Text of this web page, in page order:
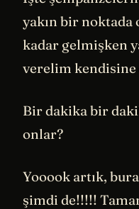
yakın bir noktada
kadar gelmişken
verelim kendisine
Bir dakika bir
onlar?
Yooook artık,
şimdi de!!!!!